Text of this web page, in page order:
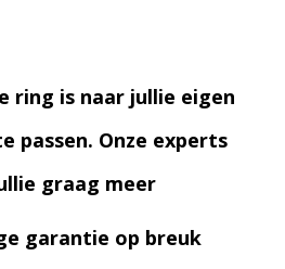
ring is naar jullie eigen
passen. Onze experts
graag meer
garantie op breuk